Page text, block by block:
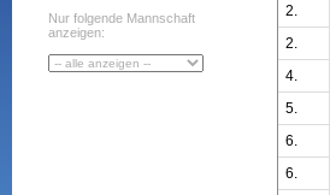
Nur folgende Mannschaft
anzeigen:
2.
2.
4.
5.
6.
6.